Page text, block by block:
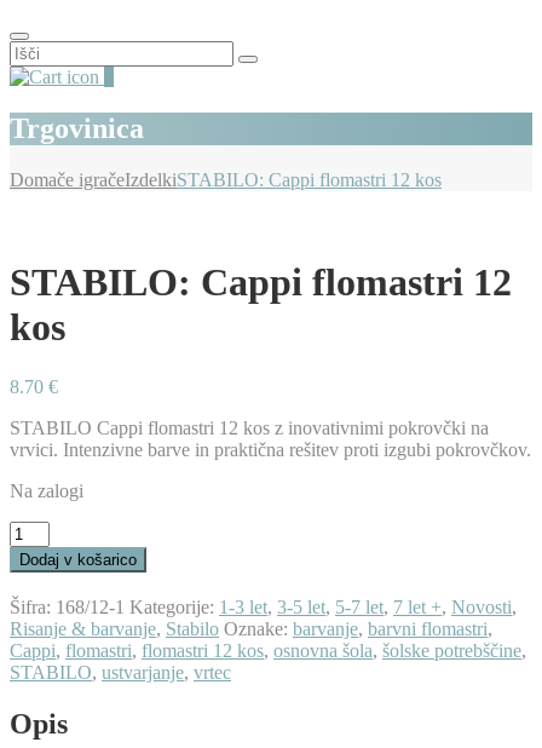
Išči:
Trgovinica
Domače igračeIzdelkiSTABILO: Cappi flomastri 12 kos
STABILO: Cappi flomastri 12
kos
8.70 €
STABILO Cappi flomastri 12 kos z inovativnimi pokrovčki na
vrvici. Intenzivne barve in praktična rešitev proti izgubi pokrovčkov.
Na zalogi
STABILO:
Cappi
flomastri
12
kos
količina
Dodaj v košarico
Šifra: 168/12-1 Kategorije: 1-3 let, 3-5 let, 5-7 let, 7 let +, Novosti,
Risanje & barvanje, Stabilo Oznake: barvanje, barvni flomastri,
Cappi, flomastri, flomastri 12 kos, osnovna šola, šolske potrebščine,
STABILO, ustvarjanje, vrtec
Opis